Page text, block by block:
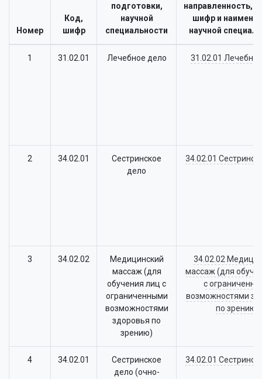
Номер
Код,
шифр
подготовки,
научной
специальности
шифр и
научной
1 31.02.01 Лечебное дело 31.02.01
2 34.02.01
Сестринское
дело
34.02.01
3 34.02.02
Медицинский
массаж (для
обучения лиц с
ограниченными
возможностями
здоровья по
зрению)
34.02.02
массаж (для
с
возможностями
по зрению)
4 34.02.01
Сестринское
дело (очно-
34.02.01